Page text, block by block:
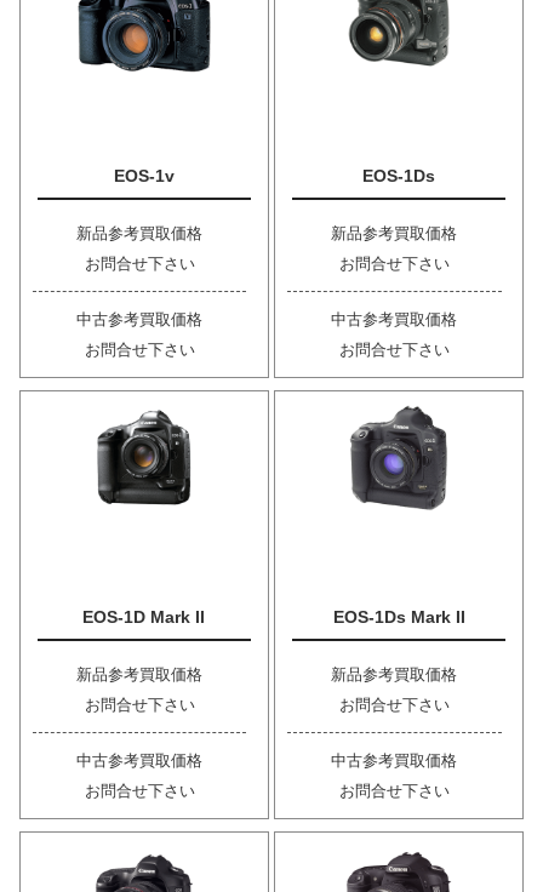
EOS-1v
新品参考買取価格
お問合せ下さい
中古参考買取価格
お問合せ下さい
EOS-1Ds
新品参考買取価格
お問合せ下さい
中古参考買取価格
お問合せ下さい
EOS-1D Mark II
新品参考買取価格
お問合せ下さい
中古参考買取価格
お問合せ下さい
EOS-1Ds Mark II
新品参考買取価格
お問合せ下さい
中古参考買取価格
お問合せ下さい